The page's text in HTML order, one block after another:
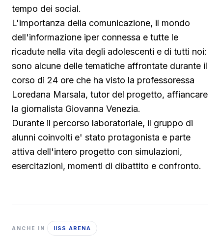
tempo dei social.
L'importanza della comunicazione, il mondo
dell'informazione iper connessa e tutte le
ricadute nella vita degli adolescenti e di tutti noi:
sono alcune delle tematiche affrontate durante il
corso di 24 ore che ha visto la professoressa
Loredana Marsala, tutor del progetto, affiancare
la giornalista Giovanna Venezia.
Durante il percorso laboratoriale, il gruppo di
alunni coinvolti e' stato protagonista e parte
attiva dell'intero progetto con simulazioni,
esercitazioni, momenti di dibattito e confronto.
ANCHE IN IISS ARENA